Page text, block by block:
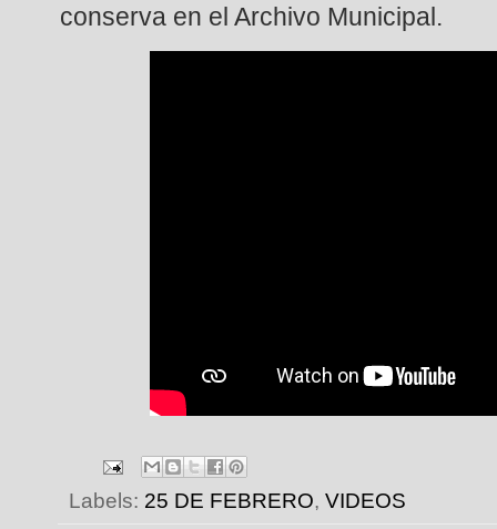
conserva en el Archivo Municipal.
Labels: 25 DE FEBRERO, VIDEOS